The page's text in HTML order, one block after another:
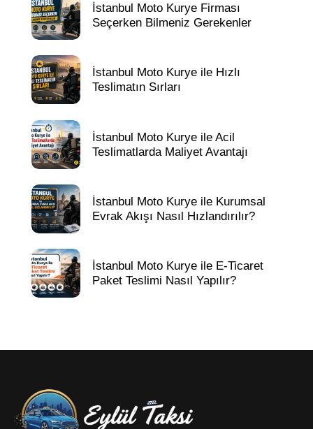
İstanbul Moto Kurye Firması
Seçerken Bilmeniz Gerekenler
İstanbul Moto Kurye ile Hızlı
Teslimatın Sırları
İstanbul Moto Kurye ile Acil
Teslimatlarda Maliyet Avantajı
İstanbul Moto Kurye ile Kurumsal
Evrak Akışı Nasıl Hızlandırılır?
İstanbul Moto Kurye ile E-Ticaret
Paket Teslimi Nasıl Yapılır?